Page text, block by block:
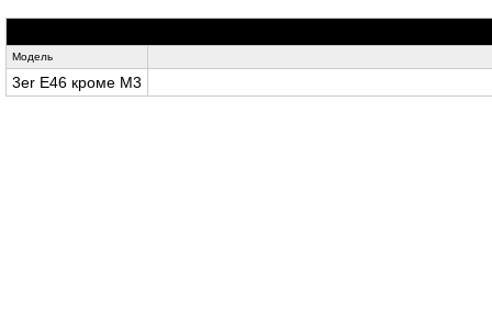
Модель
3er E46 кроме M3